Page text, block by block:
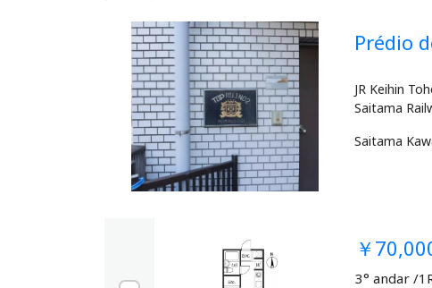
Prédio
JR Keihin
Saitama
￥
3° andar /